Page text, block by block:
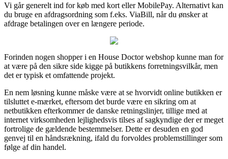
Vi går generelt ind for køb med kort eller MobilePay. Alternativt kan
du bruge en afdragsordning som f.eks. ViaBill, når du ønsker at
afdrage betalingen over en længere periode.
Forinden nogen shopper i en House Doctor webshop kunne man for
at være på den sikre side kigge på butikkens forretningsvilkår, men
det er typisk et omfattende projekt.
En nem løsning kunne måske være at se hvorvidt online butikken er
tilsluttet e-mærket, eftersom det burde være en sikring om at
netbutikken efterkommer de danske retningslinjer, tillige med at
internet virksomheden lejlighedsvis tilses af sagkyndige der er meget
fortrolige de gældende bestemmelser. Dette er desuden en god
genvej til en håndsrækning, ifald du forvoldes problemstillinger som
følge af din handel.